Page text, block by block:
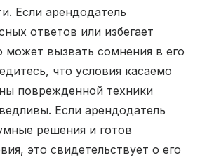
Если арендодатель
ответов или избегает
может вызвать сомнения в его
что условия касаемо
поврежденной техники
Если арендодатель
решения и готов
это свидетельствует о его